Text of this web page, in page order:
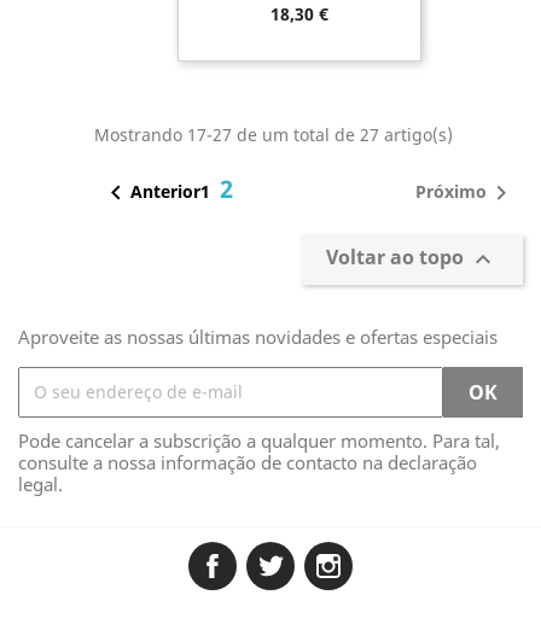
Preço
18,30 €
Mostrando 17-27 de um total de 27 artigo(s)
 Anterior1 2 Próximo 
Voltar ao topo 
Aproveite as nossas últimas novidades e ofertas especiais
Pode cancelar a subscrição a qualquer momento. Para tal,
consulte a nossa informação de contacto na declaração
legal.
FacebookTwitter